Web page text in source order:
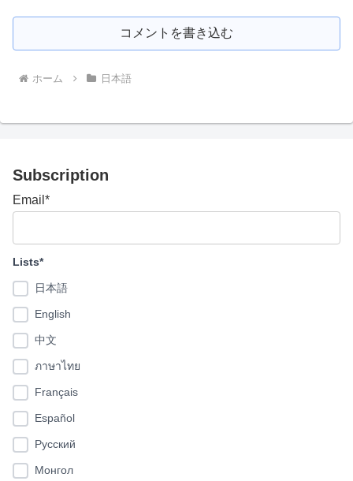
コメントを書き込む
ホーム 日本語
Subscription
Email*
Lists*
日本語
English
中文
ภาษาไทย
Français
Español
Pусский
Монгол